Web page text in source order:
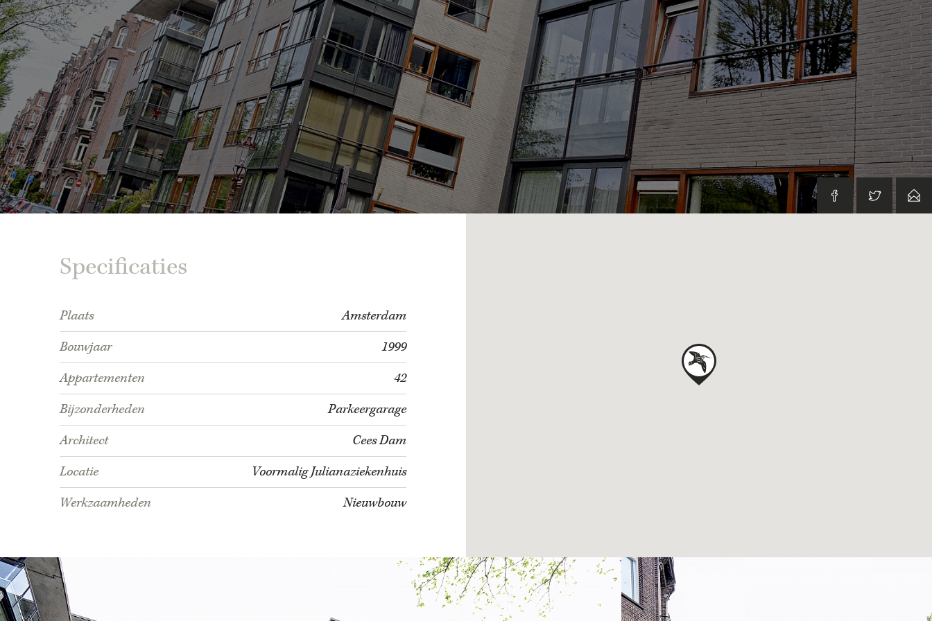
Specificaties
Plaats
Amsterdam
Bouwjaar
1999
Appartementen
42
Bijzonderheden
Parkeergarage
Architect
Cees Dam
Locatie
Voormalig Julianaziekenhuis
Werkzaamheden
Nieuwbouw